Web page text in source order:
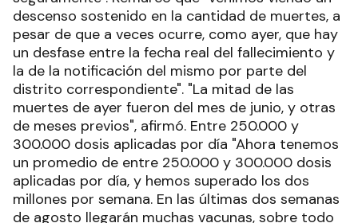
descenso sostenido en la cantidad de muertes, a
pesar de que a veces ocurre, como ayer, que hay
un desfase entre la fecha real del fallecimiento y
la de la notificación del mismo por parte del
distrito correspondiente". "La mitad de las
muertes de ayer fueron del mes de junio, y otras
de meses previos", afirmó. Entre 250.000 y
300.000 dosis aplicadas por día "Ahora tenemos
un promedio de entre 250.000 y 300.000 dosis
aplicadas por día, y hemos superado los dos
millones por semana. En las últimas dos semanas
de agosto llegarán muchas vacunas, sobre todo